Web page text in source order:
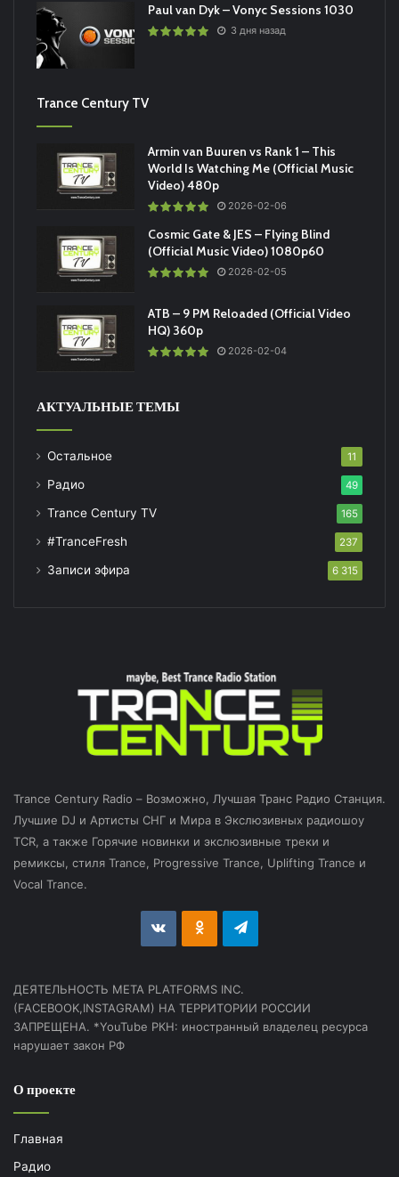
Paul van Dyk – Vonyc Sessions 1030
3 дня назад
Trance Century TV
Armin van Buuren vs Rank 1 – This
World Is Watching Me (Official Music
Video) 480p
2026-02-06
Cosmic Gate & JES – Flying Blind
(Official Music Video) 1080p60
2026-02-05
ATB – 9 PM Reloaded (Official Video
HQ) 360p
2026-02-04
АКТУАЛЬНЫЕ ТЕМЫ
Остальное 11
Радио 49
Trance Century TV 165
#TranceFresh 237
Записи эфира 6 315
Trance Century Radio – Возможно, Лучшая Транс Радио Станция.
Лучшие DJ и Артисты СНГ и Мира в Экслюзивных радиошоу
TCR, а также Горячие новинки и экслюзивные треки и
ремиксы, стиля Trance, Progressive Trance, Uplifting Trance и
Vocal Trance.
vk.com Odnoklassniki
Telegram
ДЕЯТЕЛЬНОСТЬ МЕТА PLATFORMS INC.
(FACEBOOK,INSTAGRAM) НА ТЕРРИТОРИИ РОССИИ
ЗАПРЕЩЕНА. *YouTube РКН: иностранный владелец ресурса
нарушает закон РФ
О проекте
Главная
Радио